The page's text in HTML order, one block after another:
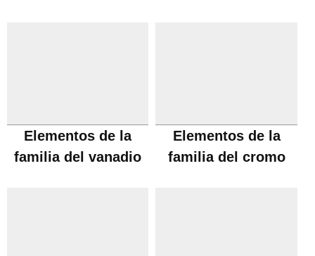
Elementos de la
familia del vanadio
Elementos de la
familia del cromo